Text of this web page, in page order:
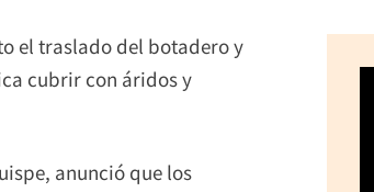
el traslado del botadero y
cubrir con áridos y
anunció que los